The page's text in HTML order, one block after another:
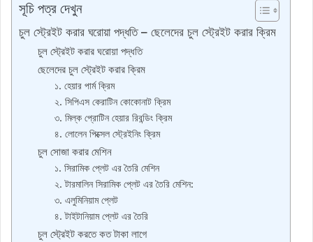
সূচি পত্র দেখুন
চুল স্ট্রেইট করার ঘরোয়া পদ্ধতি – ছেলেদের চুল স্ট্রেইট করার ক্রিম
চুল স্ট্রেইট করার ঘরোয়া পদ্ধতি
ছেলেদের চুল স্ট্রেইট করার ক্রিম
১. হেয়ার পার্ম ক্রিম
২. সিপিএস কেরাটিন কোকোনাট ক্রিম
৩. মিল্ক প্রোটিন হেয়ার রিবন্ডিং ক্রিম
৪. লোলেন পিক্সেল স্ট্রেইনিং ক্রিম
চুল সোজা করার মেশিন
১. সিরামিক প্লেট এর তৈরি মেশিন
২. টারমালিন সিরামিক প্লেট এর তৈরি মেশিন:
৩. এলুমিনিয়াম প্লেট
৪. টাইটানিয়াম প্লেট এর তৈরি
চুল স্ট্রেইট করতে কত টাকা লাগে